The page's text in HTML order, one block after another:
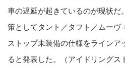
車の遅延が起きているのが現状だ
策としてタント／タフト／ムーヴ
ストップ未装備の仕様をラインア
ると発表した。（アイドリング